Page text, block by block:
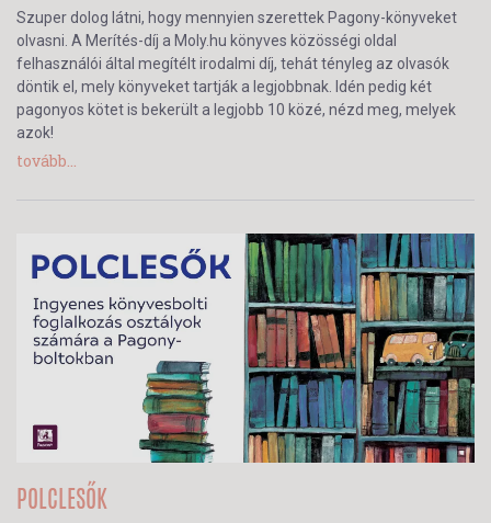
Szuper dolog látni, hogy mennyien szerettek Pagony-könyveket
olvasni. A Merítés-díj a Moly.hu könyves közösségi oldal
felhasználói által megítélt irodalmi díj, tehát tényleg az olvasók
döntik el, mely könyveket tartják a legjobbnak. Idén pedig két
pagonyos kötet is bekerült a legjobb 10 közé, nézd meg, melyek
azok!
tovább...
POLCLESŐK